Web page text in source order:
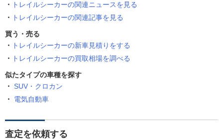
トレイルシーカーの関連ニュースを見る
トレイルシーカーの関連記事を見る
買う・売る
トレイルシーカーの新車見積りをする
トレイルシーカーの買取相場を調べる
似たタイプの車種を探す
SUV・クロカン
電気自動車
査定を依頼する